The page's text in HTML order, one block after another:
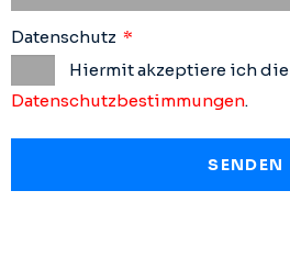
Datenschutz
Hiermit akzeptiere ich die
Datenschutzbestimmungen.
SENDEN